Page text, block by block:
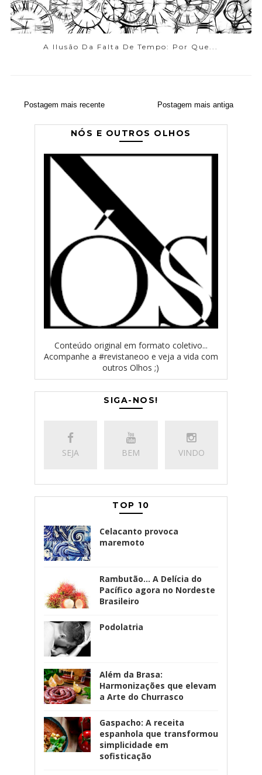
A Ilusão Da Falta De Tempo: Por Que...
Postagem mais recente Postagem mais antiga
NÓS E OUTROS OLHOS
Conteúdo original em formato coletivo...
Acompanhe a #revistaneoo e veja a vida com
outros Olhos ;)
SIGA-NOS!
SEJA BEM VINDO
TOP 10
Celacanto provoca
maremoto
Rambutão... A Delícia do
Pacífico agora no Nordeste
Brasileiro
Podolatria
Além da Brasa:
Harmonizações que elevam
a Arte do Churrasco
Gaspacho: A receita
espanhola que transformou
simplicidade em
sofisticação